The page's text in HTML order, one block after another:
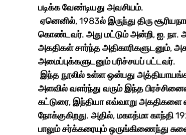
படிக்க வேண்டியது அவசியம்.
கொண்டவர். அது மட்டும் அன்றி, ஐ. நா.
அகதிகள் சார்ந்த அதிகாரிகளுடனும்,
அமைப்புக்களுடனும் பரிச்சயப் பட்டவர்.
அளவில் வளர்ந்து வரும் இந்த
கட்டுரை, இந்தியா எவ்வாறு
நோக்குகிறது. அதில், மகாத்மா
பாலும் சர்க்கரையும் ஒருங்கிணைந்து